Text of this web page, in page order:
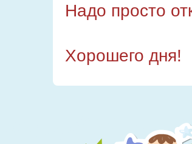
Надо просто
Хорошего дня!